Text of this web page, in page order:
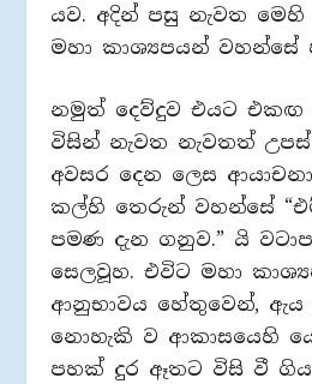
යව. අදින් පසු නැවත මෙහි
මහා කාශ්‍යපයන් වහන්සේ
නමුත් දෙව්දුව එයට එකඟ
විසින් නැවත නැවතත්
අවසර දෙන ලෙස
කල්හි තෙරුන් වහන්සේ
පමණ දැන ගනුව.” යි
සෙලවූහ. එවිට මහා
ආනුභාවය හේතුවෙන්, ඇය
නොහැකි ව ආකාසයෙහි
පහක් දුර ඈතට විසි වී